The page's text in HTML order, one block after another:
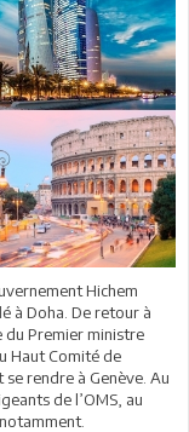
Hichem
à Doha. De retour à
du Premier ministre
Haut Comité de
rendre à Genève. Au
de l’OMS, au